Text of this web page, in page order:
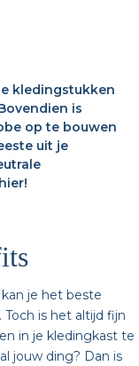
kledingstukken
is
op te bouwen
uit je
je het beste
is het altijd fijn
in je kledingkast te
jouw ding? Dan is